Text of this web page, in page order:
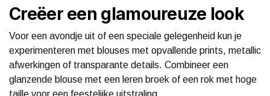
Creëer een glamoureuze look
Voor een avondje uit of een speciale gelegenheid kun je
experimenteren met blouses met opvallende prints, metallic
afwerkingen of transparante details. Combineer een
glanzende blouse met een leren broek of een rok met hoge
taille voor een feestelijke uitstraling.